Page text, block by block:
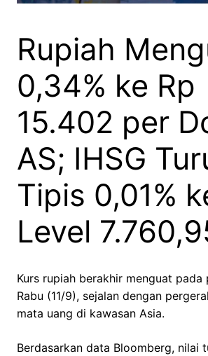
Rupiah
0,34% ke Rp
15.402 per
AS; IHSG
Tipis 0,01%
Level
Kurs rupiah berakhir menguat pada
Rabu (11/9), sejalan dengan
mata uang di kawasan Asia.
Berdasarkan data Bloomberg, nilai